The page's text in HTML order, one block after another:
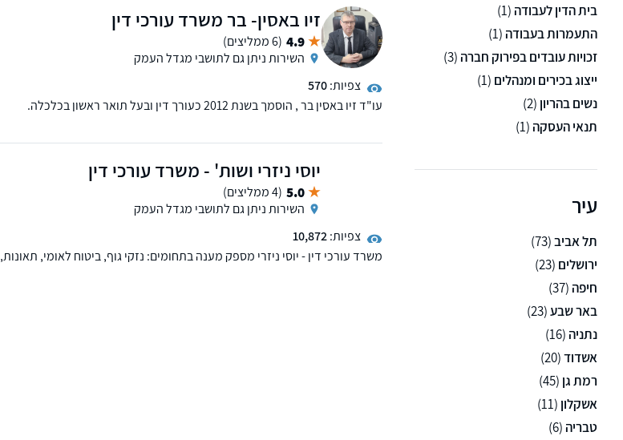
בית הדין לעבודה (1)
התעמרות בעבודה (1)
זכויות עובדים בפירוק חברה (3)
ייצוג בכירים ומנהלים (1)
נשים בהריון (2)
תנאי העסקה (1)
עיר
תל אביב(73)
ירושלים (23)
חיפה (37)
באר שבע(23)
נתניה (16)
אשדוד(20)
רמת גן (45)
אשקלון (11)
טבריה (6)
זיו באסין- בר משרד עורכי דין
4.9 (6 ממליצים)
השירות ניתן גם לתושבי מגדל העמק
צפיות:570
עו"ד זיו באסין בר , הוסמך בשנת 2012 כעורך דין ובעל תואר ראשון בכלכלה.
את המציאות הכלכלית המלווה כל תיק למציאת הפתרון המתאים לכל לקוח .
בנוסף המשרד עוסק בליקויי בניה ולטיגציה אזרחית ומסחרית.
יוסי ניזרי ושות' - משרד עורכי דין
5.0 (4 ממליצים)
השירות ניתן גם לתושבי מגדל העמק
צפיות:10,872
משרד עורכי דין - יוסי ניזרי מספק מענה בתחומים: נזקי גוף, ביטוח לאומי, תאונות,